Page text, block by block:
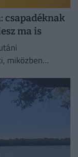
csapadéknak
ma is
miközben